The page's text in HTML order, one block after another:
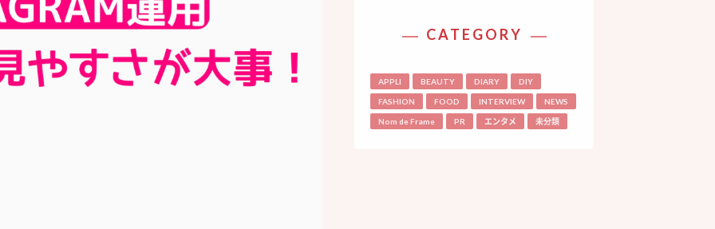
CATEGORY
APPLI BEAUTY DIARY DIY
FASHION FOOD INTERVIEW NEWS
Nom de Frame PR エンタメ 未分類